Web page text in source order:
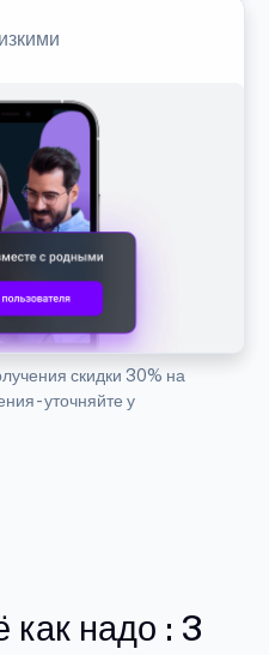
скидки 30% на
- уточняйте у
надо : 3